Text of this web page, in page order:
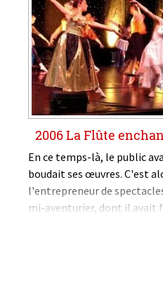
2006 La Flûte
En ce temps-là, le public
boudait ses œuvres. C'est
l'entrepreneur de
mi-aventurier, dont il avait
incontesté du singspiel,